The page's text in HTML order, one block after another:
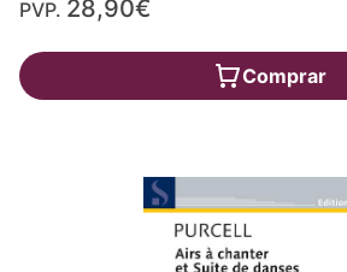
PVP. 28,90€
Comprar